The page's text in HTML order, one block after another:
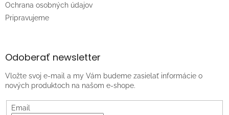
Ochrana osobných údajov
Pripravujeme
Odoberať newsletter
Vložte svoj e-mail a my Vám budeme zasielať informácie o
nových produktoch na našom e-shope.
Email